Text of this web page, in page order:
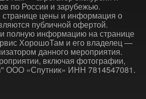
по России и зарубежью.
странице цены и информация о
публичной офертой.
полную информацию на странице
ХорошоТам и его владелец —
данного мероприятия.
включая фотографии,
ООО «Спутник» ИНН 7814547081.